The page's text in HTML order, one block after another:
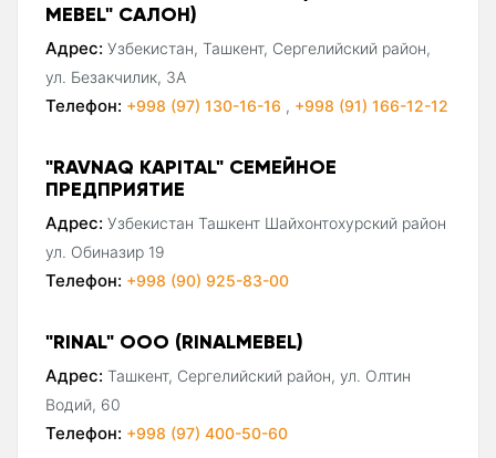
MEBEL" САЛОН)
Адрес: Узбекистан, Ташкент, Сергелийский район,
ул. Безакчилик, 3А
Телефон: +998 (97) 130-16-16 , +998 (91) 166-12-12
"RAVNAQ KAPITAL" СЕМЕЙНОЕ
ПРЕДПРИЯТИЕ
Адрес: Узбекистан Ташкент Шайхонтохурский район
ул. Обиназир 19
Телефон: +998 (90) 925-83-00
"RINAL" ООО (RINALMEBEL)
Адрес: Ташкент, Сергелийский район, ул. Олтин
Водий, 60
Телефон: +998 (97) 400-50-60